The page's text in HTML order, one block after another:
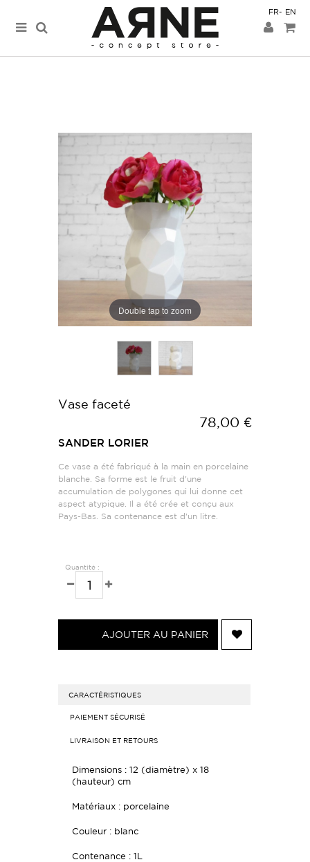
FR EN
Double tap to zoom
Vase faceté
78,00 €
SANDER LORIER
Ce vase a été fabriqué à la main en porcelaine
blanche. Sa forme est le fruit d'une
accumulation de polygones qui lui donne cet
aspect atypique. Il a été crée et conçu aux
Pays-Bas. Sa contenance est d'un litre.
Quantité :
AJOUTER AU PANIER
CARACTÉRISTIQUES
PAIEMENT SÉCURISÉ
LIVRAISON ET RETOURS
Dimensions : 12 (diamètre) x 18
(hauteur) cm
Matériaux : porcelaine
Couleur : blanc
Contenance : 1L